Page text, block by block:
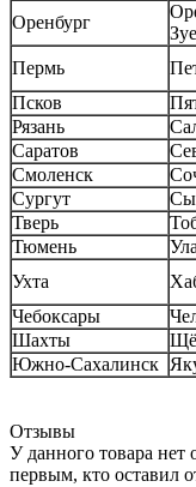
Оренбург
Пермь
Псков
Рязань
Саратов
Смоленск
Сургут
Тверь
Тюмень
Ухта
Чебоксары
Шахты
Южно-Сахалинск
Отзывы
У данного товара нет
первым, кто оставил